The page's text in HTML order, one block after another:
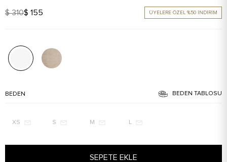
$ 310$ 155 ÜYELERE ÖZEL %50 İNDİRİM
BEDEN BEDEN TABLOSU
XS S M L
SEPETE EKLE